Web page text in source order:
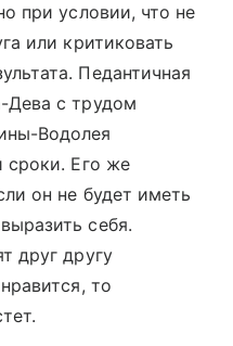
при условии, что не
или критиковать
Педантичная
Дева с трудом
Водолея
сроки. Его же
он не будет иметь
себя.
друг другу
то